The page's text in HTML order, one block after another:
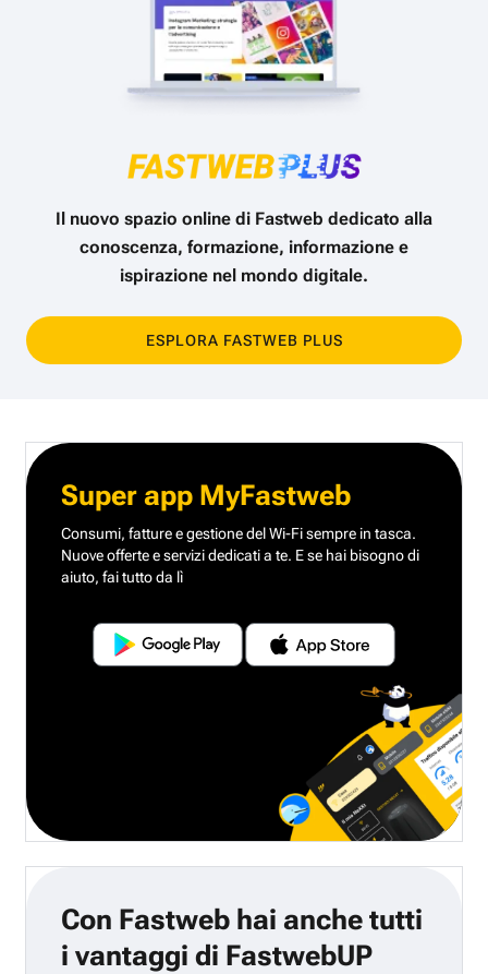
Il nuovo spazio online di Fastweb dedicato alla
conoscenza, formazione, informazione e
ispirazione nel mondo digitale.
ESPLORA FASTWEB PLUS
Super app MyFastweb
Consumi, fatture e gestione del Wi-Fi sempre in tasca.
Nuove offerte e servizi dedicati a te. E se hai bisogno di
aiuto, fai tutto da lì
Con Fastweb hai anche tutti
i vantaggi di FastwebUP